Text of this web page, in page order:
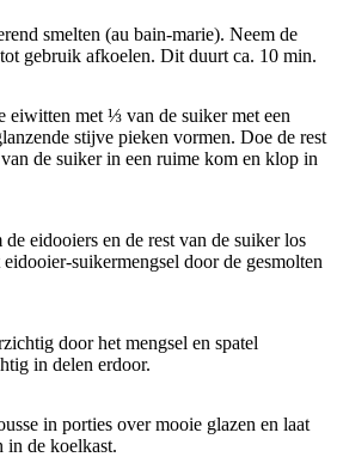
smelten (au bain-marie). Neem de
gebruik afkoelen. Dit duurt ca. 10 min.
eiwitten met ⅓ van de suiker met een
stijve pieken vormen. Doe de rest
de suiker in een ruime kom en klop in
eidooiers en de rest van de suiker los
suikermengsel door de gesmolten
door het mengsel en spatel
in delen erdoor.
in porties over mooie glazen en laat
in de koelkast.